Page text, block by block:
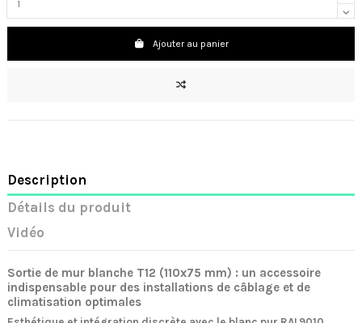
Ajouter au panier
Description
Détails du produit
Vidéo
Sortie de mur blanche T12 (110x75 mm) : un accessoire
indispensable pour des installations de câblage et de
climatisation optimales